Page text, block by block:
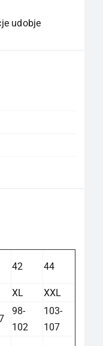
udobje
42 44
XL XXL
98-
102
103-
107